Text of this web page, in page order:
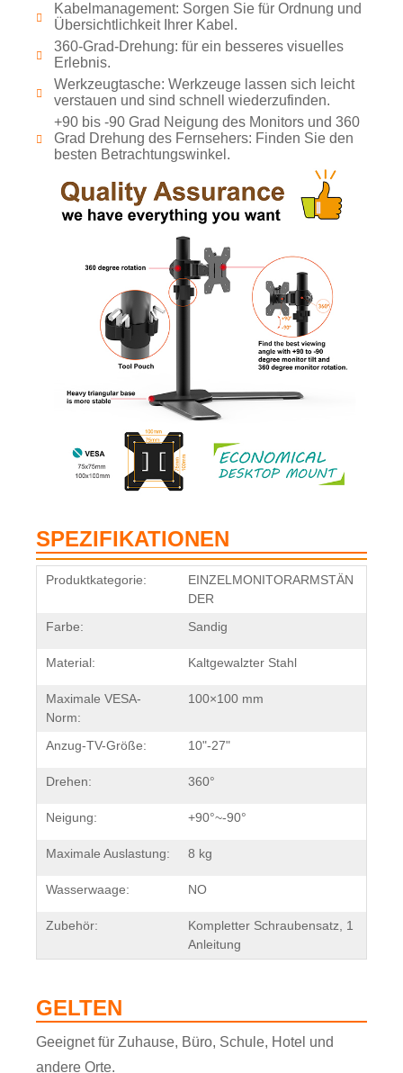
Kabelmanagement: Sorgen Sie für Ordnung und
Übersichtlichkeit Ihrer Kabel.
360-Grad-Drehung: für ein besseres visuelles
Erlebnis.
Werkzeugtasche: Werkzeuge lassen sich leicht
verstauen und sind schnell wiederzufinden.
+90 bis -90 Grad Neigung des Monitors und 360
Grad Drehung des Fernsehers: Finden Sie den
besten Betrachtungswinkel.
SPEZIFIKATIONEN
Produktkategorie:
EINZELMONITORARMSTÄN
DER
Farbe:
Sandig
Material: Kaltgewalzter Stahl
Maximale VESA-
Norm:
100×100 mm
Anzug-TV-Größe: 10"-27"
Drehen: 360°
Neigung: +90°~-90°
Maximale Auslastung: 8 kg
Wasserwaage: NO
Zubehör:
Kompletter Schraubensatz, 1
Anleitung
GELTEN
Geeignet für Zuhause, Büro, Schule, Hotel und
andere Orte.